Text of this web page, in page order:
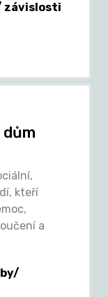
závislosti
kteří
a